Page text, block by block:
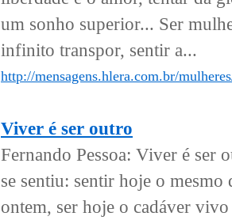
um sonho superior... Ser
infinito transpor, sentir a...
http://mensagens.hlera.com.br/
Viver é ser outro
Fernando Pessoa: Viver é ser
se sentiu: sentir hoje o
ontem, ser hoje o cadáver